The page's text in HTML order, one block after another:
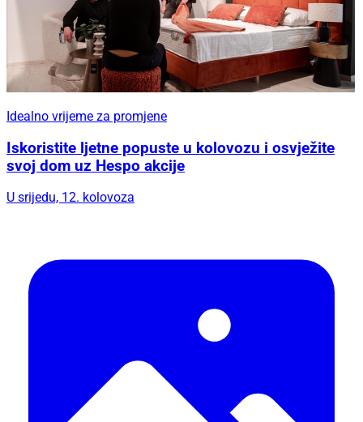
Idealno vrijeme za promjene
Iskoristite ljetne popuste u kolovozu i osvježite
svoj dom uz Hespo akcije
U srijedu, 12. kolovoza